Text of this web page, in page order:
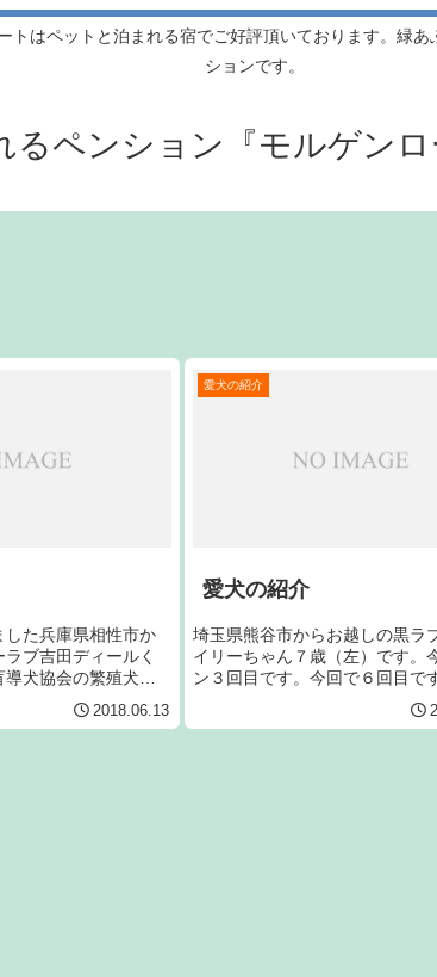
はペットと泊まれる宿でご好評頂いております。緑
ションです。
るペンション『モルゲン
した兵庫県相性市か
ブ吉田ディールく
犬協会の繁殖犬で
2018.06.13
愛犬の紹介
愛犬の紹介
埼玉県熊谷市からお越しの黒ラ
イリーちゃん７歳（左）です。
ン３回目です。今回で６回目で
県市原市からお越しの黒ラブ今
ゃん９歳です。（右）です。今